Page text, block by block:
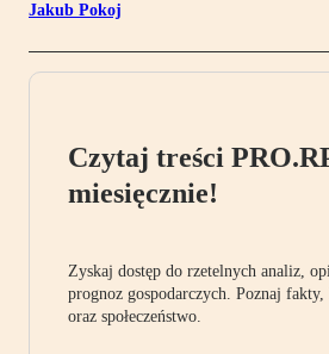
Jakub Pokoj
Czytaj treści
miesięcznie!
Zyskaj dostęp do rzetelnych analiz,
prognoz gospodarczych. Poznaj
oraz społeczeństwo.